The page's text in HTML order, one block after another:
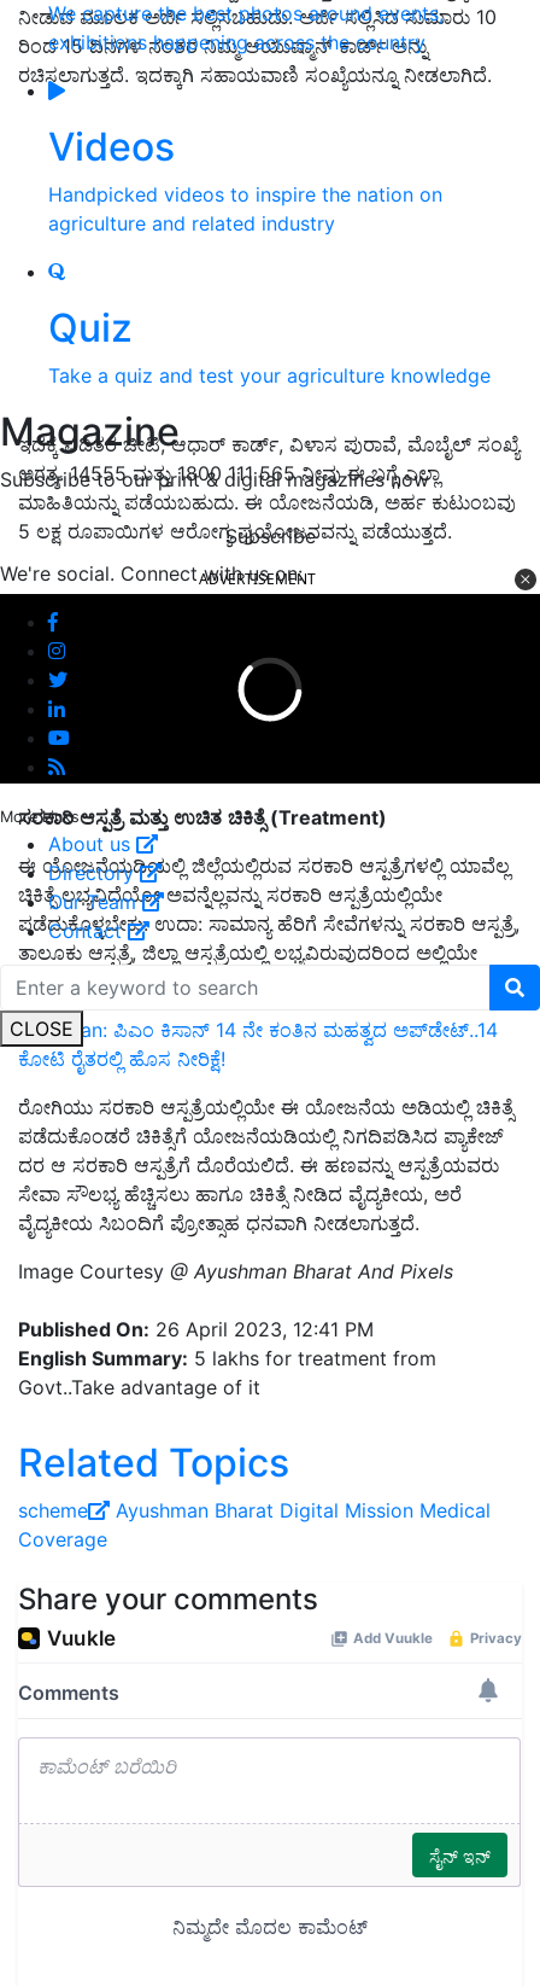
We capture the best photos around events,
exhibitions happening across the country
Videos
Handpicked videos to inspire the nation on
agriculture and related industry
Quiz
Take a quiz and test your agriculture knowledge
Magazine
Subscribe to our print & digital magazines now
Subscribe
We're social. Connect with us on:
More Links
About us
Directory
Our Team
Contact
CLOSE
ನೀಡುವ ಮೂಲಕ ಅರ್ಜಿ ಸಲ್ಲಿಸಬಹುದು. ಅರ್ಜಿ ಸಲ್ಲಿಸಿದ ಸುಮಾರು 10
ರಿಂದ 15 ದಿನಗಳ ನಂತರ ನಿಮ್ಮ ಆಯುಷ್ಮಾನ್ ಕಾರ್ಡ್ ಅನ್ನು
ರಚಿಸಲಾಗುತ್ತದೆ. ಇದಕ್ಕಾಗಿ ಸಹಾಯವಾಣಿ ಸಂಖ್ಯೆಯನ್ನೂ ನೀಡಲಾಗಿದೆ.
ಇದಕ್ಕೆ ಪಡಿತರ ಚೀಟಿ, ಆಧಾರ್ ಕಾರ್ಡ್, ವಿಳಾಸ ಪುರಾವೆ, ಮೊಬೈಲ್ ಸಂಖ್ಯೆ
ಅಗತ್ಯ. 14555 ಮತ್ತು 1800 111 565 ನೀವು ಈ ಬಗ್ಗೆ ಎಲ್ಲಾ
ಮಾಹಿತಿಯನ್ನು ಪಡೆಯಬಹುದು. ಈ ಯೋಜನೆಯಡಿ, ಅರ್ಹ ಕುಟುಂಬವು
5 ಲಕ್ಷ ರೂಪಾಯಿಗಳ ಆರೋಗ್ಯ ಪ್ರಯೋಜನವನ್ನು ಪಡೆಯುತ್ತದೆ.
ADVERTISEMENT
ಸರಕಾರಿ ಆಸ್ಪತ್ರೆ ಮತ್ತು ಉಚಿತ ಚಿಕಿತ್ಸೆ(Treatment)
ಈ ಯೋಜನೆಯಡಿಯಲ್ಲಿ ಜಿಲ್ಲೆಯಲ್ಲಿರುವ ಸರಕಾರಿ ಆಸ್ಪತ್ರೆಗಳಲ್ಲಿ ಯಾವೆಲ್ಲ
ಚಿಕಿತ್ಸೆ ಲಭ್ಯವಿದೆಯೋ ಅವನ್ನೆಲ್ಲವನ್ನು ಸರಕಾರಿ ಆಸ್ಪತ್ರೆಯಲ್ಲಿಯೇ
ಪಡೆದುಕೊಳ್ಳಬೇಕು. ಉದಾ: ಸಾಮಾನ್ಯ ಹೆರಿಗೆ ಸೇವೆಗಳನ್ನು ಸರಕಾರಿ ಆಸ್ಪತ್ರೆ,
ತಾಲೂಕು ಆಸ್ಪತ್ರೆ, ಜಿಲ್ಲಾ ಆಸ್ಪತ್ರೆಯಲ್ಲಿ ಲಭ್ಯವಿರುವುದರಿಂದ ಅಲ್ಲಿಯೇ
ಪಡೆದುಕೊಳ್ಳಬೇಕಾಗುತ್ತದೆ.
PM Kisan: ಪಿಎಂ ಕಿಸಾನ್ 14 ನೇ ಕಂತಿನ ಮಹತ್ವದ ಅಪ್‌ಡೇಟ್‌..14
ಕೋಟಿ ರೈತರಲ್ಲಿ ಹೊಸ ನೀರಿಕ್ಷೆ!
ರೋಗಿಯು ಸರಕಾರಿ ಆಸ್ಪತ್ರೆಯಲ್ಲಿಯೇ ಈ ಯೋಜನೆಯ ಅಡಿಯಲ್ಲಿ ಚಿಕಿತ್ಸೆ
ಪಡೆದುಕೊಂಡರೆ ಚಿಕಿತ್ಸೆಗೆ ಯೋಜನೆಯಡಿಯಲ್ಲಿ ನಿಗದಿಪಡಿಸಿದ ಪ್ಯಾಕೇಜ್‌
ದರ ಆ ಸರಕಾರಿ ಆಸ್ಪತ್ರೆಗೆ ದೊರೆಯಲಿದೆ. ಈ ಹಣವನ್ನು ಆಸ್ಪತ್ರೆಯವರು
ಸೇವಾ ಸೌಲಭ್ಯ ಹೆಚ್ಚಿಸಲು ಹಾಗೂ ಚಿಕಿತ್ಸೆ ನೀಡಿದ ವೈದ್ಯಕೀಯ, ಅರೆ
ವೈದ್ಯಕೀಯ ಸಿಬಂದಿಗೆ ಪ್ರೋತ್ಸಾಹ ಧನವಾಗಿ ನೀಡಲಾಗುತ್ತದೆ.
Image Courtesy @ Ayushman Bharat And Pixels
Published On: 26 April 2023, 12:41 PM
English Summary: 5 lakhs for treatment from
Govt..Take advantage of it
Related Topics
scheme Ayushman Bharat Digital Mission Medical
Coverage
Share your comments